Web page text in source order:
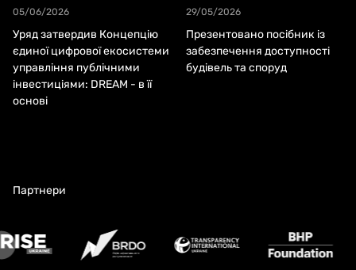
05/06/2026
Уряд затвердив Концепцію
єдиної цифрової екосистеми
управління публічними
інвестиціями: DREAM - в її
основі
29/05/2026
Презентовано посібник із
забезпечення доступності
будівель та споруд
Партнери